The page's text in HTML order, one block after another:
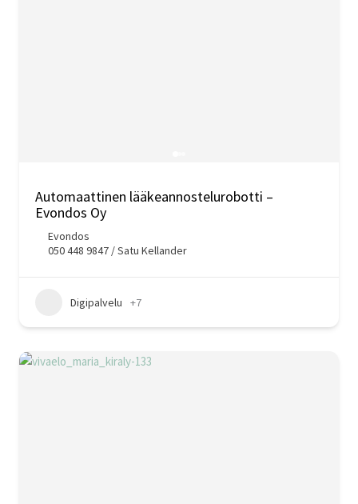
Automaattinen lääkeannostelurobotti –
Evondos Oy
Evondos
050 448 9847 / Satu Kellander
Digipalvelu +7